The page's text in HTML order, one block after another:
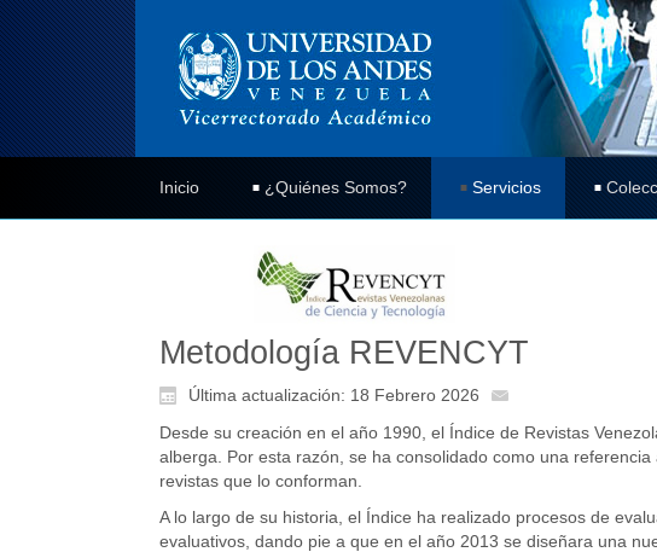
Inicio ¿Quiénes Somos? Servicios
Metodología REVENCYT
Última actualización: 18 Febrero 2026
Desde su creación en el año 1990, el Índice de Revistas
alberga. Por esta razón, se ha consolidado como una
revistas que lo conforman.
A lo largo de su historia, el Índice ha realizado procesos de
evaluativos, dando pie a que en el año 2013 se diseñara una